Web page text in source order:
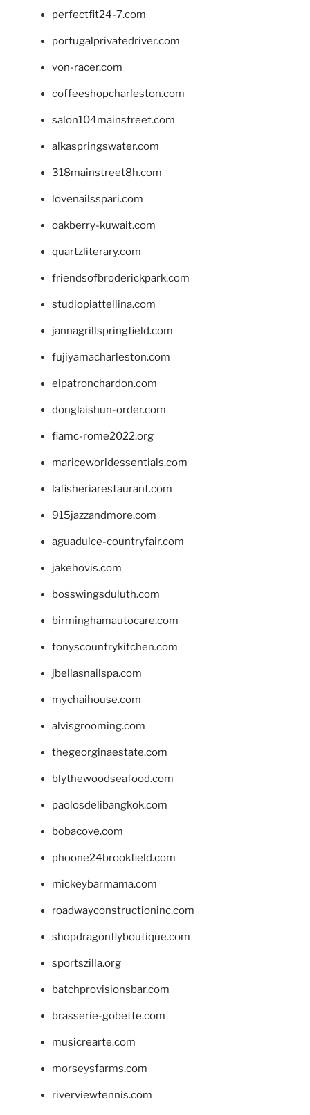
perfectfit24-7.com
portugalprivatedriver.com
von-racer.com
coffeeshopcharleston.com
salon104mainstreet.com
alkaspringswater.com
318mainstreet8h.com
lovenailsspari.com
oakberry-kuwait.com
quartzliterary.com
friendsofbroderickpark.com
studiopiattellina.com
jannagrillspringfield.com
fujiyamacharleston.com
elpatronchardon.com
donglaishun-order.com
fiamc-rome2022.org
mariceworldessentials.com
lafisheriarestaurant.com
915jazzandmore.com
aguadulce-countryfair.com
jakehovis.com
bosswingsduluth.com
birminghamautocare.com
tonyscountrykitchen.com
jbellasnailspa.com
mychaihouse.com
alvisgrooming.com
thegeorginaestate.com
blythewoodseafood.com
paolosdelibangkok.com
bobacove.com
phoone24brookfield.com
mickeybarmama.com
roadwayconstructioninc.com
shopdragonflyboutique.com
sportszilla.org
batchprovisionsbar.com
brasserie-gobette.com
musicrearte.com
morseysfarms.com
riverviewtennis.com